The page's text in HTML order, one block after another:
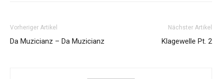
Vorheriger Artikel
Da Muzicianz – Da Muzicianz
Nächster Artikel
Klagewelle Pt. 2